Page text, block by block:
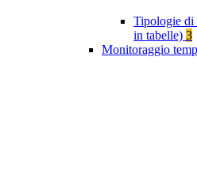
Tipologie di
in tabelle) 3
Monitoraggio